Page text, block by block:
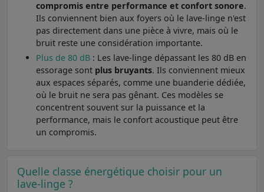
compromis entre performance et confort sonore.
Ils conviennent bien aux foyers où le lave-linge n'est
pas directement dans une pièce à vivre, mais où le
bruit reste une considération importante.
Plus de 80 dB : Les lave-linge dépassant les 80 dB en
essorage sont plus bruyants. Ils conviennent mieux
aux espaces séparés, comme une buanderie dédiée,
où le bruit ne sera pas gênant. Ces modèles se
concentrent souvent sur la puissance et la
performance, mais le confort acoustique peut être
un compromis.
Quelle classe énergétique choisir pour un
lave-linge ?